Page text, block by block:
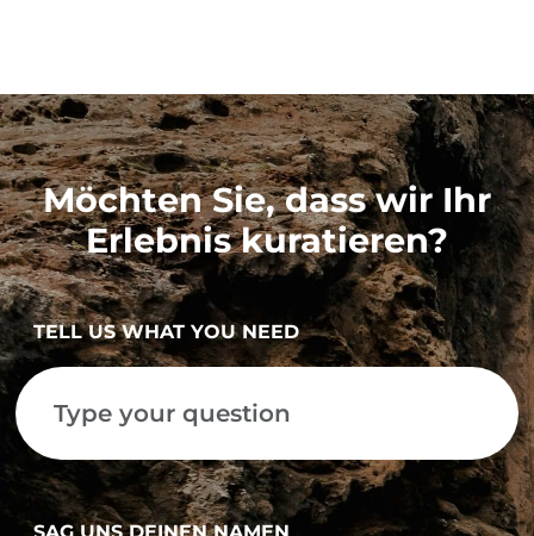
Möchten Sie, dass wir Ihr
Erlebnis kuratieren?
TELL US WHAT YOU NEED